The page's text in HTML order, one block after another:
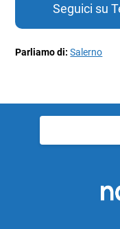
Seguici su
Parliamo di:Salerno
per: